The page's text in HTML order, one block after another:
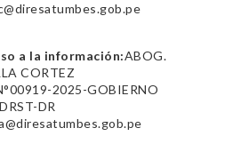
a la información:ABOG.
CORTEZ
2025-GOBIERNO
DR